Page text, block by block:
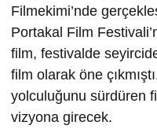
Filmekimi’nde
Portakal Film
film, festivalde
film olarak öne
yolculuğunu sürdüren
vizyona girecek.